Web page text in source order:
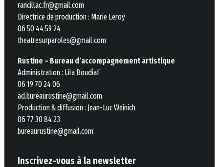
rancillac.fr@gmail.com
Directrice de production : Marie Leroy
06 50 44 59 24
theatresurparoles@gmail.com
Rustine – Bureau d’accompagnement artistique
Administration : Lila Boudiaf
06 19 70 24 06
ad.bureaurustine@gmail.com
Production & diffusion : Jean-Luc Weinich
06 77 30 84 23
bureaurustine@gmail.com
Inscrivez-vous à la newsletter